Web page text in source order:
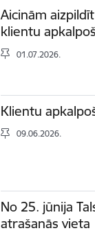
Aicinām
klientu
01.07.2026.
Klientu
09.06.2026.
No 25. jūnija
atrašanās vieta